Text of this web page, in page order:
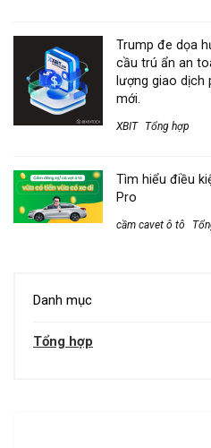
Trump đe dọa
cầu trú ẩn an
lượng giao dịch
mới.
XBIT Tổng hợp
Tìm hiểu điều
Pro
cầm cavet ô tô
Danh mục
Tổng hợp